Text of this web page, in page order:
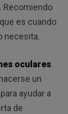
Recomiendo
es cuando
necesita.
oculares
un
ayudar a
de